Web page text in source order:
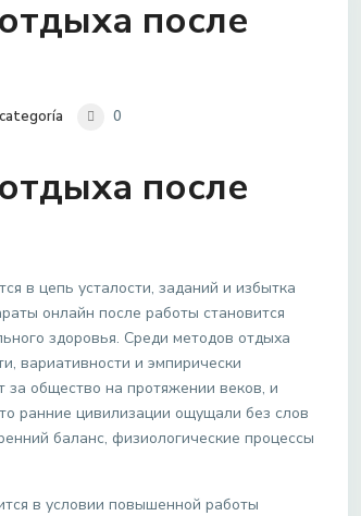
после
0
после
в цепь усталости, заданий и избытка
онлайн после работы становится
здоровья. Среди методов отдыха
вариативности и эмпирически
общество на протяжении веков, и
ранние цивилизации ощущали без слов
баланс, физиологические процессы
в условии повышенной работы